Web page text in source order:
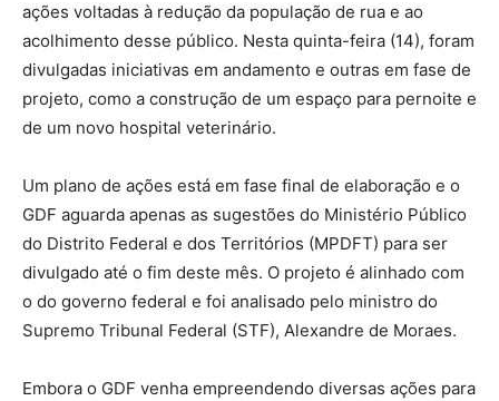
ações voltadas à redução da população de rua e ao
acolhimento desse público. Nesta quinta-feira (14), foram
divulgadas iniciativas em andamento e outras em fase de
projeto, como a construção de um espaço para pernoite e
de um novo hospital veterinário.
Um plano de ações está em fase final de elaboração e o
GDF aguarda apenas as sugestões do Ministério Público
do Distrito Federal e dos Territórios (MPDFT) para ser
divulgado até o fim deste mês. O projeto é alinhado com
o do governo federal e foi analisado pelo ministro do
Supremo Tribunal Federal (STF), Alexandre de Moraes.
Embora o GDF venha empreendendo diversas ações para